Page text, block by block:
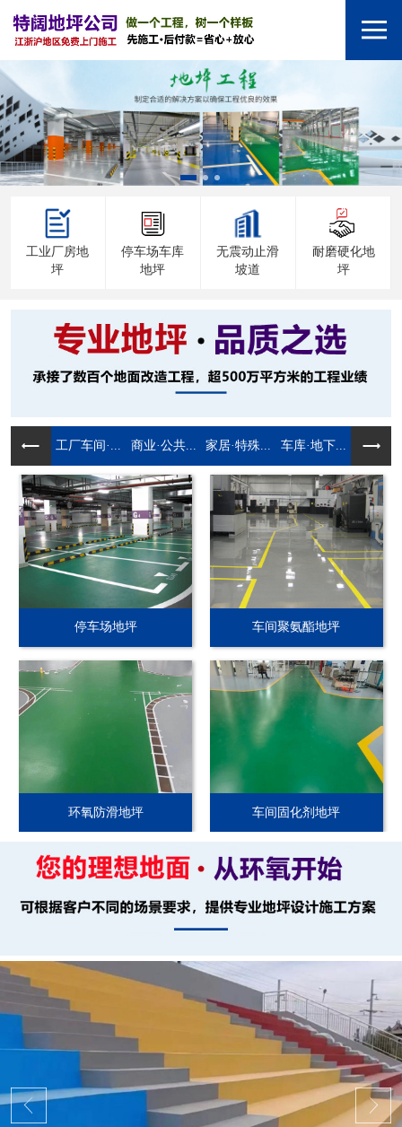
工业厂房地
坪
停车场车库
地坪
无震动止滑
坡道
耐磨硬化地
坪
工厂车间·... 商业·公共... 家居·特殊... 车库·地下...
停车场地坪 车间聚氨酯地坪
环氧防滑地坪 车间固化剂地坪